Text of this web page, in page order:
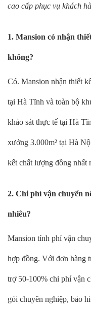
cao cấp phục vụ khách
1. Mansion có nhận
không?
Có. Mansion nhận thiết
tại Hà Tĩnh và toàn bộ
khảo sát thực tế tại Hà
xưởng 3.000m² tại Hà
kết chất lượng đồng nhất
2. Chi phí vận chuyển
nhiêu?
Mansion tính phí vận
hợp đồng. Với đơn hàng
trợ 50-100% chi phí vận
gói chuyên nghiệp, bảo